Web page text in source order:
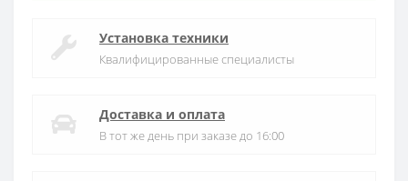
Установка техники
Квалифицированные специалисты
Доставка и оплата
В тот же день при заказе до 16:00